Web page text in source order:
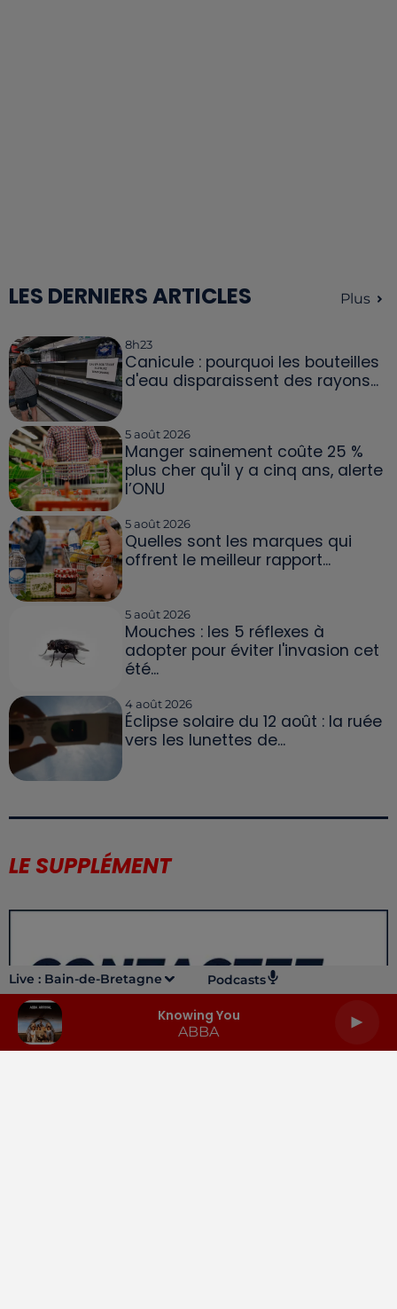
Live : Bain-de-Bretagne Podcasts
Knowing You
ABBA
LES DERNIERS ARTICLES Plus
8h23
Canicule : pourquoi les bouteilles
d'eau disparaissent des rayons...
5 août 2026
Manger sainement coûte 25 %
plus cher qu'il y a cinq ans, alerte
l’ONU
5 août 2026
Quelles sont les marques qui
offrent le meilleur rapport...
5 août 2026
Mouches : les 5 réflexes à
adopter pour éviter l'invasion cet
été...
4 août 2026
Éclipse solaire du 12 août : la ruée
vers les lunettes de...
LE SUPPLÉMENT